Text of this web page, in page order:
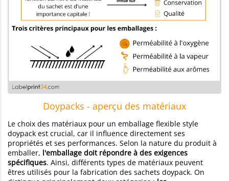
Doypacks - aperçu des matériaux
Le choix des matériaux pour un emballage flexible style
doypack est crucial, car il influence directement ses
propriétés et ses performances. Selon la nature du produit à
emballer, l'emballage doit répondre à des exigences
spécifiques. Ainsi, différents types de matériaux peuvent
êtres utilisés pour la fabrication des sachets doypack. On